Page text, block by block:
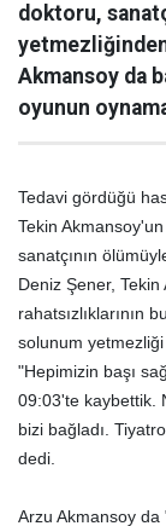
doktoru,
Akmansoy da
oyunun
Tedavi gördüğü
Tekin
sanatçının
Deniz Şener,
rahatsızlıklarının
solunum
"Hepimizin başı
09:03'te kaybettik.
bizi bağladı.
dedi.
Arzu Akmansoy da